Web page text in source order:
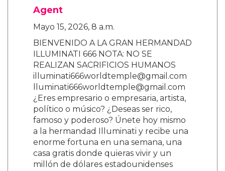
Agent
Mayo 15, 2026, 8 a.m.
BIENVENIDO A LA GRAN HERMANDAD
ILLUMINATI 666 NOTA: NO SE
REALIZAN SACRIFICIOS HUMANOS
illuminati666worldtemple@gmail.com
lluminati666worldtemple@gmail.com
¿Eres empresario o empresaria, artista,
político o músico? ¿Deseas ser rico,
famoso y poderoso? Únete hoy mismo
a la hermandad Illuminati y recibe una
enorme fortuna en una semana, una
casa gratis donde quieras vivir y un
millón de dólares estadounidenses